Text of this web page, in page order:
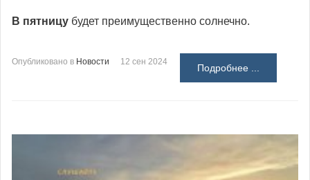
В пятницу будет преимущественно солнечно.
Опубликовано в Новости 12 сен 2024
Подробнее ...